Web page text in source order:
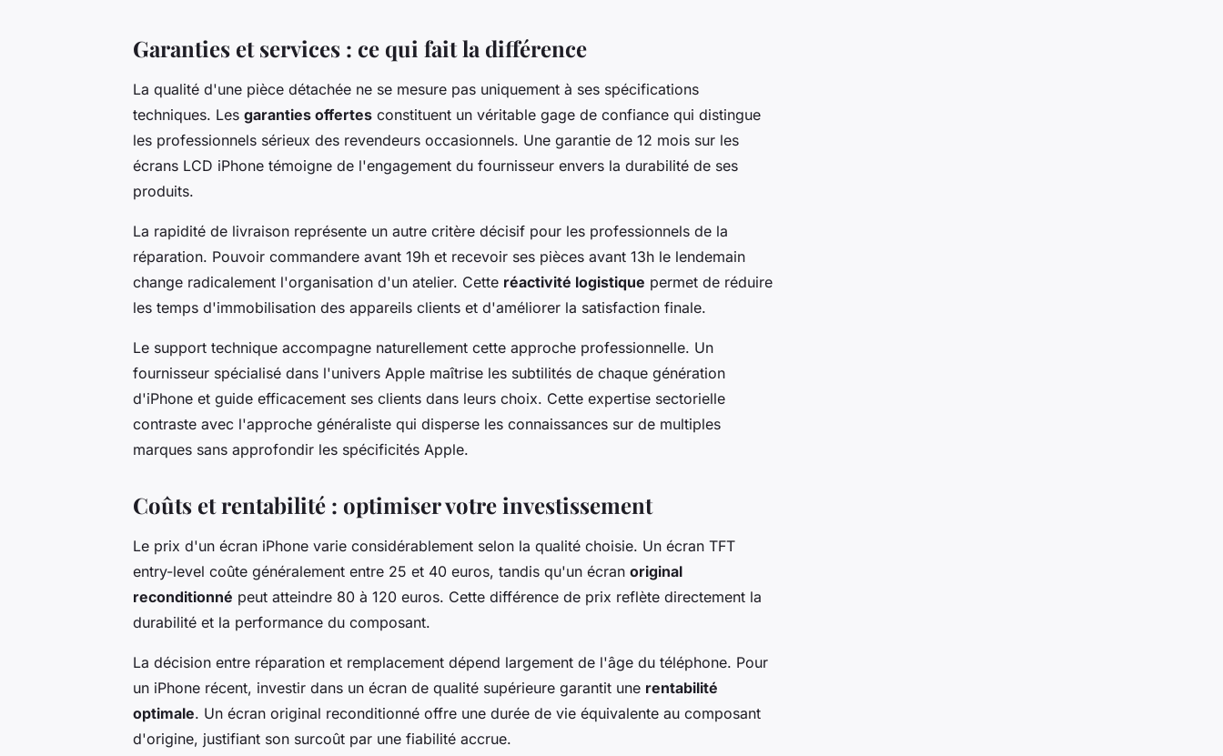
Garanties et services : ce qui fait la différence
La qualité d'une pièce détachée ne se mesure pas uniquement à ses spécifications
techniques. Les garanties offertes constituent un véritable gage de confiance qui distingue
les professionnels sérieux des revendeurs occasionnels. Une garantie de 12 mois sur les
écrans LCD iPhone témoigne de l'engagement du fournisseur envers la durabilité de ses
produits.
La rapidité de livraison représente un autre critère décisif pour les professionnels de la
réparation. Pouvoir commandere avant 19h et recevoir ses pièces avant 13h le lendemain
change radicalement l'organisation d'un atelier. Cette réactivité logistique permet de réduire
les temps d'immobilisation des appareils clients et d'améliorer la satisfaction finale.
Le support technique accompagne naturellement cette approche professionnelle. Un
fournisseur spécialisé dans l'univers Apple maîtrise les subtilités de chaque génération
d'iPhone et guide efficacement ses clients dans leurs choix. Cette expertise sectorielle
contraste avec l'approche généraliste qui disperse les connaissances sur de multiples
marques sans approfondir les spécificités Apple.
Coûts et rentabilité : optimiser votre investissement
Le prix d'un écran iPhone varie considérablement selon la qualité choisie. Un écran TFT
entry-level coûte généralement entre 25 et 40 euros, tandis qu'un écran original
reconditionné peut atteindre 80 à 120 euros. Cette différence de prix reflète directement la
durabilité et la performance du composant.
La décision entre réparation et remplacement dépend largement de l'âge du téléphone. Pour
un iPhone récent, investir dans un écran de qualité supérieure garantit une rentabilité
optimale. Un écran original reconditionné offre une durée de vie équivalente au composant
d'origine, justifiant son surcoût par une fiabilité accrue.